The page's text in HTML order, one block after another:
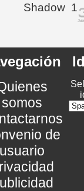
Shadow 1
somos
de